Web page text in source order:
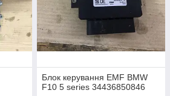
Блок керування EMF BMW
F10 5 series 34436850846